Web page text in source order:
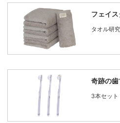
フェイ
タオル研
奇跡の
3本セット